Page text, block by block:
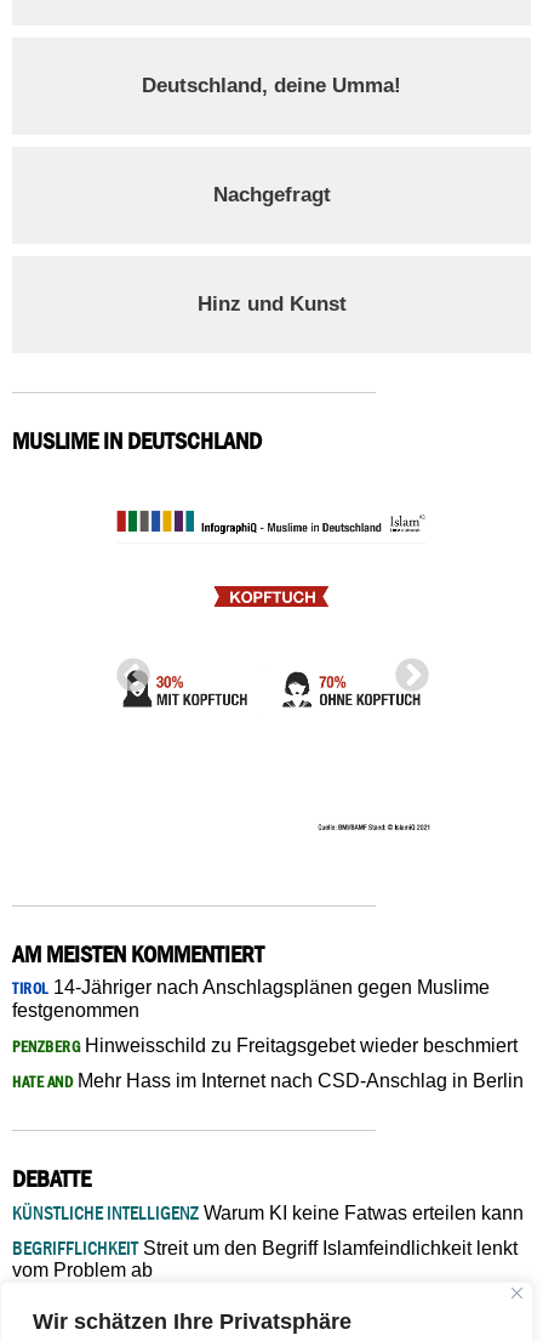
Wir schätzen Ihre Privatsphäre
Deutschland, deine Umma!
Nachgefragt
Hinz und Kunst
MUSLIME IN DEUTSCHLAND
AM MEISTEN KOMMENTIERT
TIROL14-Jähriger nach Anschlagsplänen gegen Muslime
festgenommen
PENZBERGHinweisschild zu Freitagsgebet wieder beschmiert
HATE ANDMehr Hass im Internet nach CSD-Anschlag in Berlin
DEBATTE
KÜNSTLICHE INTELLIGENZ Warum KI keine Fatwas erteilen kann
BEGRIFFLICHKEITStreit um den Begriff Islamfeindlichkeit lenkt
vom Problem ab
Verantwortung bleibt“